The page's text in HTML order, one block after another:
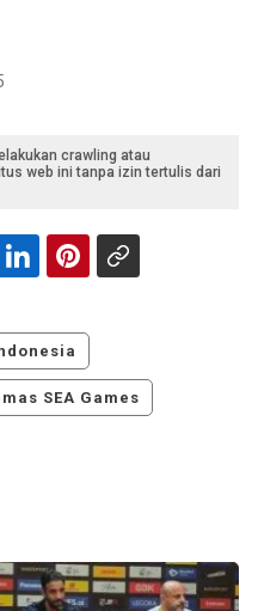
crawling atau
web ini tanpa izin tertulis dari
SEA Games